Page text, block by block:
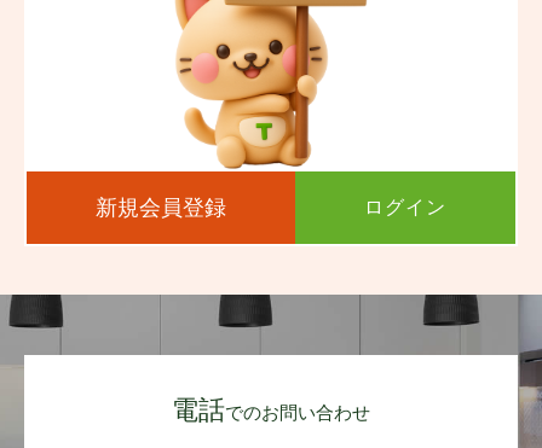
新規会員登録 ログイン
電話でのお問い合わせ